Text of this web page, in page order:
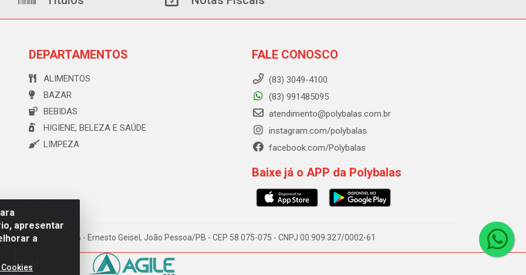
apresentar
a
DEPARTAMENTOS
ALIMENTOS
BAZAR
BEBIDAS
HIGIENE, BELEZA E SAÚDE
LIMPEZA
FALE CONOSCO
(83) 3049-4100
(83) 991485095
atendimento@polybalas.com.br
instagram.com/polybalas
facebook.com/Polybalas
Baixe já o APP da Polybalas
173 Galpão B - Ernesto Geisel, João Pessoa/PB - CEP 58.075-075 - CNPJ 00.909.327/0002-61